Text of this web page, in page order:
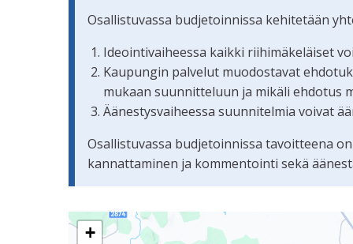
Osallistuvassa budjetoinnissa kehitetään
Ideointivaiheessa kaikki riihimäkeläiset
Kaupungin palvelut muodostavat
mukaan suunnitteluun ja mikäli ehdotus
Äänestysvaiheessa suunnitelmia voivat
Osallistuvassa budjetoinnissa tavoitteena
kannattaminen ja kommentointi sekä
Seuraavassa elementissä on kartta, joka
+